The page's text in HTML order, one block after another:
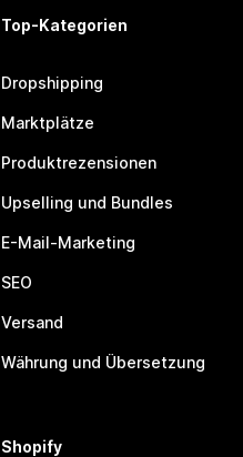
Top-Kategorien
Dropshipping
Marktplätze
Produktrezensionen
Upselling und Bundles
E-Mail-Marketing
SEO
Versand
Währung und Übersetzung
Shopify